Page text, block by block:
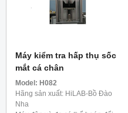
Máy kiểm tra hấp thụ sốc
mắt cá chân
Model: H082
Hãng sản xuất: HiLAB-Bồ Đào
Nha